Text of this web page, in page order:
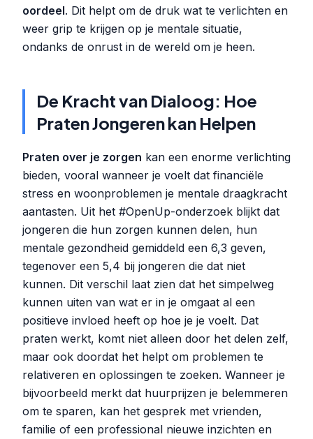
oordeel. Dit helpt om de druk wat te verlichten en
weer grip te krijgen op je mentale situatie,
ondanks de onrust in de wereld om je heen.
De Kracht van Dialoog: Hoe
Praten Jongeren kan Helpen
Praten over je zorgen kan een enorme verlichting
bieden, vooral wanneer je voelt dat financiële
stress en woonproblemen je mentale draagkracht
aantasten. Uit het #OpenUp-onderzoek blijkt dat
jongeren die hun zorgen kunnen delen, hun
mentale gezondheid gemiddeld een 6,3 geven,
tegenover een 5,4 bij jongeren die dat niet
kunnen. Dit verschil laat zien dat het simpelweg
kunnen uiten van wat er in je omgaat al een
positieve invloed heeft op hoe je je voelt. Dat
praten werkt, komt niet alleen door het delen zelf,
maar ook doordat het helpt om problemen te
relativeren en oplossingen te zoeken. Wanneer je
bijvoorbeeld merkt dat huurprijzen je belemmeren
om te sparen, kan het gesprek met vrienden,
familie of een professional nieuwe inzichten en